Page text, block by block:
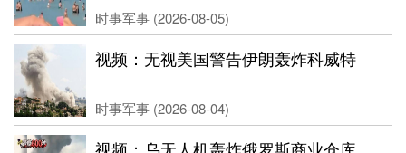
时事军事 (2026-08-05)
视频：无视美国警告伊朗轰炸科威特
时事军事 (2026-08-04)